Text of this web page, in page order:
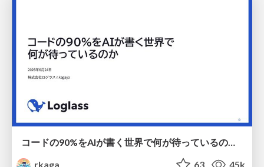
コードの90%をAIが書く世界で何が待っているのか / What awaits us in a world where 90% of the code is written by AI
rkaga
63 45k